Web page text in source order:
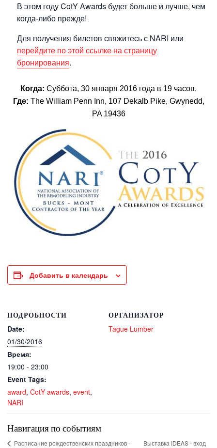
В этом году CotY Awards будет больше и лучше, чем
когда-либо прежде!
Для получения билетов свяжитесь с NARI или
перейдите по этой ссылке на страницу
бронирования.
Когда: Суббота, 30 января 2016 года в 19 часов.
Где: The William Penn Inn, 107 Dekalb Pike, Gwynedd,
PA 19436
Добавить в календарь
ПОДРОБНОСТИ
Date:
01/30/2016
Время:
19:00 - 23:00
Event Tags:
award, CotY awards, event,
NARI
ОРГАНИЗАТОР
Tague Lumber
Навигация по событиям
Расписание рождественских праздников -
Выставка IDEAS - вход